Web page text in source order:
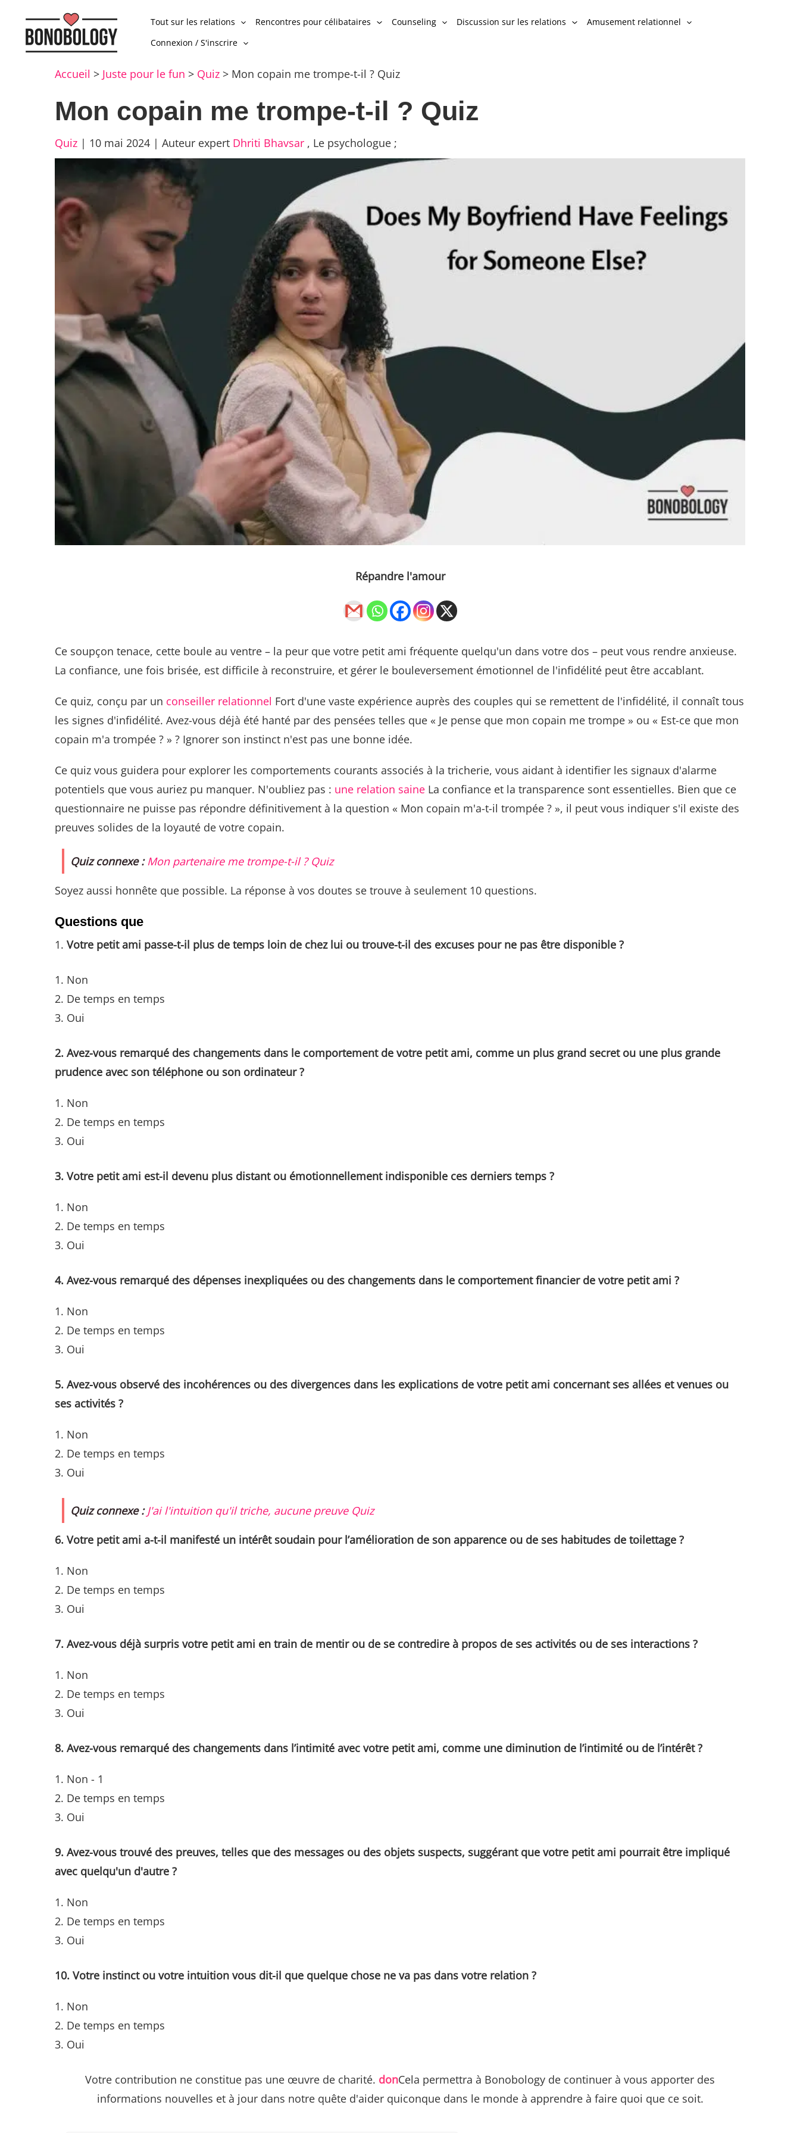
Tout sur les relations Rencontres pour célibataires Counseling Discussion sur les relations
Amusement relationnel
Connexion / S'inscrire
Accueil > Juste pour le fun > Quiz > Mon copain me trompe-t-il ? Quiz
Mon copain me trompe-t-il ? Quiz
Quiz | 10 mai 2024 | Auteur expert Dhriti Bhavsar , Le psychologue ;
Répandre l'amour
Ce soupçon tenace, cette boule au ventre – la peur que votre petit ami fréquente quelqu'un dans votre dos – peut vous rendre anxieuse.
La confiance, une fois brisée, est difficile à reconstruire, et gérer le bouleversement émotionnel de l'infidélité peut être accablant.
Ce quiz, conçu par un conseiller relationnel Fort d'une vaste expérience auprès des couples qui se remettent de l'infidélité, il connaît tous
les signes d'infidélité. Avez-vous déjà été hanté par des pensées telles que « Je pense que mon copain me trompe » ou « Est-ce que mon
copain m'a trompée ? » ? Ignorer son instinct n'est pas une bonne idée.
Ce quiz vous guidera pour explorer les comportements courants associés à la tricherie, vous aidant à identifier les signaux d'alarme
potentiels que vous auriez pu manquer. N'oubliez pas : une relation saine La confiance et la transparence sont essentielles. Bien que ce
questionnaire ne puisse pas répondre définitivement à la question « Mon copain m'a-t-il trompée ? », il peut vous indiquer s'il existe des
preuves solides de la loyauté de votre copain.
Quiz connexe : Mon partenaire me trompe-t-il ? Quiz
Soyez aussi honnête que possible. La réponse à vos doutes se trouve à seulement 10 questions.
Questions que
Votre petit ami passe-t-il plus de temps loin de chez lui ou trouve-t-il des excuses pour ne pas être disponible ?
Non
De temps en temps
Oui
2. Avez-vous remarqué des changements dans le comportement de votre petit ami, comme un plus grand secret ou une plus grande
prudence avec son téléphone ou son ordinateur ?
Non
De temps en temps
Oui
3. Votre petit ami est-il devenu plus distant ou émotionnellement indisponible ces derniers temps ?
Non
De temps en temps
Oui
4. Avez-vous remarqué des dépenses inexpliquées ou des changements dans le comportement financier de votre petit ami ?
Non
De temps en temps
Oui
5. Avez-vous observé des incohérences ou des divergences dans les explications de votre petit ami concernant ses allées et venues ou
ses activités ?
Non
De temps en temps
Oui
Quiz connexe : J'ai l'intuition qu'il triche, aucune preuve Quiz
6. Votre petit ami a-t-il manifesté un intérêt soudain pour l’amélioration de son apparence ou de ses habitudes de toilettage ?
Non
De temps en temps
Oui
7. Avez-vous déjà surpris votre petit ami en train de mentir ou de se contredire à propos de ses activités ou de ses interactions ?
Non
De temps en temps
Oui
8. Avez-vous remarqué des changements dans l’intimité avec votre petit ami, comme une diminution de l’intimité ou de l’intérêt ?
Non - 1
De temps en temps
Oui
9. Avez-vous trouvé des preuves, telles que des messages ou des objets suspects, suggérant que votre petit ami pourrait être impliqué
avec quelqu'un d'autre ?
Non
De temps en temps
Oui
10. Votre instinct ou votre intuition vous dit-il que quelque chose ne va pas dans votre relation ?
Non
De temps en temps
Oui
Votre contribution ne constitue pas une œuvre de charité. donCela permettra à Bonobology de continuer à vous apporter des
informations nouvelles et à jour dans notre quête d'aider quiconque dans le monde à apprendre à faire quoi que ce soit.